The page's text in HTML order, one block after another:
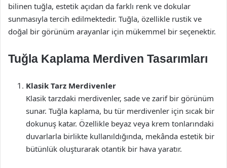
bilinen tuğla, estetik açıdan da farklı renk ve dokular
sunmasıyla tercih edilmektedir. Tuğla, özellikle rustik ve
doğal bir görünüm arayanlar için mükemmel bir seçenektir.
Tuğla Kaplama Merdiven Tasarımları
Klasik Tarz Merdivenler
Klasik tarzdaki merdivenler, sade ve zarif bir görünüm
sunar. Tuğla kaplama, bu tür merdivenler için sıcak bir
dokunuş katar. Özellikle beyaz veya krem tonlarındaki
duvarlarla birlikte kullanıldığında, mekânda estetik bir
bütünlük oluşturarak otantik bir hava yaratır.